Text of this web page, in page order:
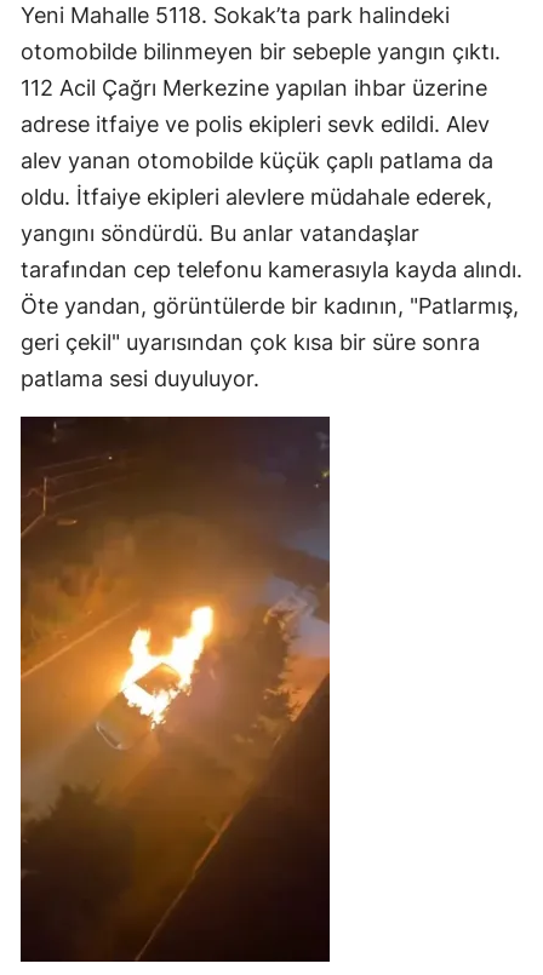
Yeni Mahalle 5118. Sokak’ta park halindeki
otomobilde bilinmeyen bir sebeple yangın çıktı.
112 Acil Çağrı Merkezine yapılan ihbar üzerine
adrese itfaiye ve polis ekipleri sevk edildi. Alev
alev yanan otomobilde küçük çaplı patlama da
oldu. İtfaiye ekipleri alevlere müdahale ederek,
yangını söndürdü. Bu anlar vatandaşlar
tarafından cep telefonu kamerasıyla kayda alındı.
Öte yandan, görüntülerde bir kadının, "Patlarmış,
geri çekil" uyarısından çok kısa bir süre sonra
patlama sesi duyuluyor.